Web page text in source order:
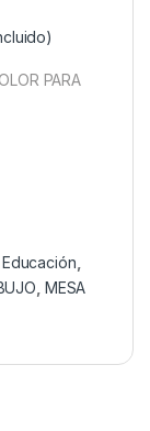
PARA
Educación
MESA